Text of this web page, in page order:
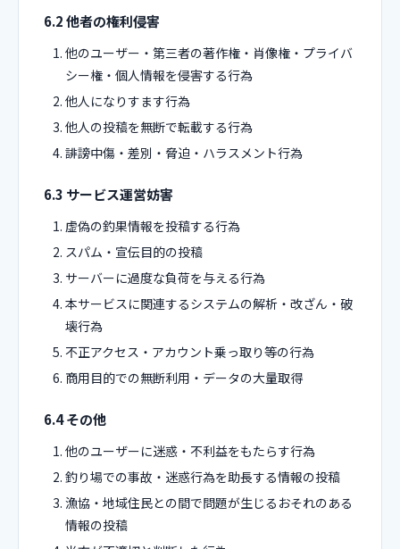
6.2 他者の権利侵害
他のユーザー・第三者の著作権・肖像権・プライバ
シー権・個人情報を侵害する行為
他人になりすます行為
他人の投稿を無断で転載する行為
誹謗中傷・差別・脅迫・ハラスメント行為
6.3 サービス運営妨害
虚偽の釣果情報を投稿する行為
スパム・宣伝目的の投稿
サーバーに過度な負荷を与える行為
本サービスに関連するシステムの解析・改ざん・破
壊行為
不正アクセス・アカウント乗っ取り等の行為
商用目的での無断利用・データの大量取得
6.4 その他
他のユーザーに迷惑・不利益をもたらす行為
釣り場での事故・迷惑行為を助長する情報の投稿
漁協・地域住民との間で問題が生じるおそれのある
情報の投稿